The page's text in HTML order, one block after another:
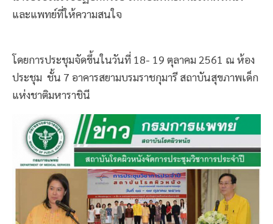
และแพทย์ที่ให้ความสนใจ
โดยการประชุมจัดขึ้นในวันที่ 18- 19 ตุลาคม 2561 ณ ห้อง
ประชุม ชั้น 7 อาคารสยามบรมราชกุมารี สถาบันสุขภาพเด็ก
แห่งชาติมหาราชินี